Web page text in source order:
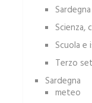
Scienza,
Scuola e
Terzo
Sardegna
meteo